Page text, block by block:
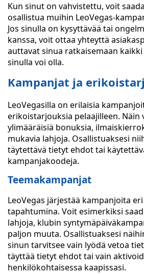
Kun sinut on vahvistettu, voit
osallistua muihin LeoVegas-
Jos sinulla on kysyttävää tai
kanssa, voit ottaa yhteyttä
auttavat sinua ratkaisemaan
sinulla voi olla.
Kampanjat ja
LeoVegasilla on erilaisia
erikoistarjouksia pelaajilleen. Näin
ylimääräisiä bonuksia,
mukavia lahjoja. Osallistuaksesi
täytettävä tietyt ehdot tai
kampanjakoodeja.
Teemakampanjat
LeoVegas järjestää kampanjoita
tapahtumina. Voit esimerkiksi
lahjoja, klubin
paljon muuta. Osallistuaksesi
sinun tarvitsee vain lyödä vetoa
täyttää tietyt ehdot tai vain
henkilökohtaisessa kaapissasi.